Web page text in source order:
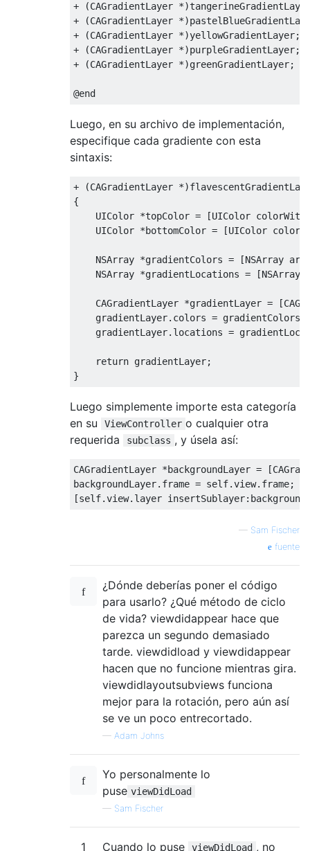
+
(CAGradientLayer *)
+
(CAGradientLayer *)
+
(CAGradientLayer *)yellowGradientLayer;
+
(CAGradientLayer *)purpleGradientLayer;
+
(CAGradientLayer *)greenGradientLayer;
@end
Luego, en su archivo de implementación,
especifique cada gradiente con esta
sintaxis:
+ (CAGradientLayer *)
{
UIColor *topColor = [UIColor
UIColor *bottomColor = [UIColor
NSArray *gradientColors = [NSArray
NSArray *gradientLocations = [NSArray
CAGradientLayer *gradientLayer = [
    gradientLayer
. colors = gradientColors
    gradientLayer
. locations =
return gradientLayer;
}
Luego simplemente importe esta categoría
en su
ViewController o cualquier otra
requerida
subclass , y úsela así:
CAGradientLayer *backgroundLayer = [
backgroundLayer. frame = self.view. frame;
[self.view. layer insertSublayer:
— Sam Fischer
fuente
¿Dónde deberías poner el código
para usarlo? ¿Qué método de ciclo
de vida? viewdidappear hace que
parezca un segundo demasiado
tarde. viewdidload y viewdidappear
hacen que no funcione mientras gira.
viewdidlayoutsubviews funciona
mejor para la rotación, pero aún así
se ve un poco entrecortado.
— Adam Johns
Yo personalmente lo
puse viewDidLoad
— Sam Fischer
1 Cuando lo puse viewDidLoad , no